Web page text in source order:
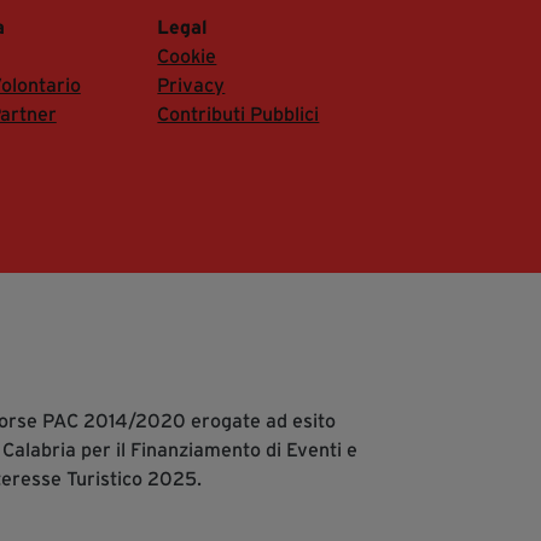
Legal
Cookie
Privacy
Contributi Pubblici
PAC 2014/2020 erogate ad esito
per il Finanziamento di Eventi e
Turistico 2025.